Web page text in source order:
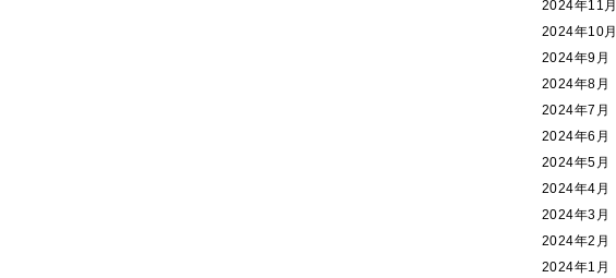
2024年11月
2024年10月
2024年9月
2024年8月
2024年7月
2024年6月
2024年5月
2024年4月
2024年3月
2024年2月
2024年1月